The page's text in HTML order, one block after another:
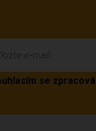
se